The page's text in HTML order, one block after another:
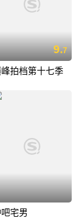
9.7
拍档第十七季
宅男